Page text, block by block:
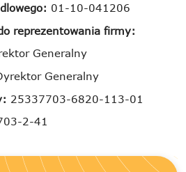
01-10-041206
reprezentowania firmy:
Generalny
Generalny
25337703-6820-113-01
2-41